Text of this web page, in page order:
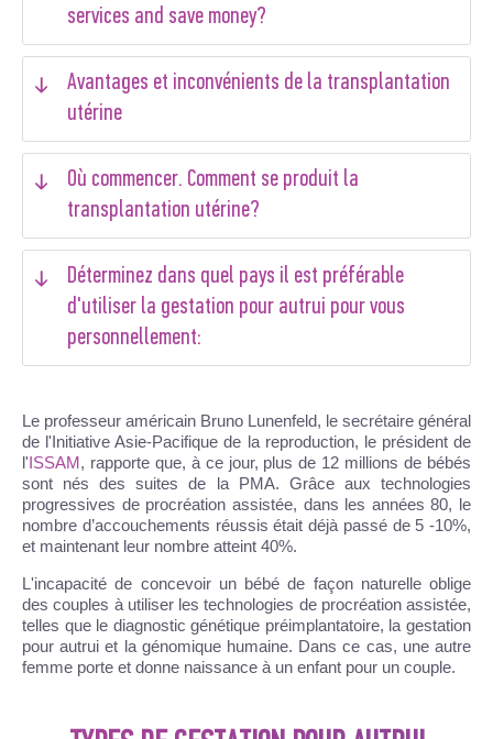
services and save money?
Avantages et inconvénients de la transplantation
utérine
Où commencer. Comment se produit la
transplantation utérine?
Déterminez dans quel pays il est préférable
d'utiliser la gestation pour autrui pour vous
personnellement:
Le professeur américain Bruno Lunenfeld, le secrétaire général
de l'Initiative Asie-Pacifique de la reproduction, le président de
l'ISSAM, rapporte que, à ce jour, plus de 12 millions de bébés
sont nés des suites de la PMA. Grâce aux technologies
progressives de procréation assistée, dans les années 80, le
nombre d’accouchements réussis était déjà passé de 5 -10%,
et maintenant leur nombre atteint 40%.
L'incapacité de concevoir un bébé de façon naturelle oblige
des couples à utiliser les technologies de procréation assistée,
telles que le diagnostic génétique préimplantatoire, la gestation
pour autrui et la génomique humaine. Dans ce cas, une autre
femme porte et donne naissance à un enfant pour un couple.